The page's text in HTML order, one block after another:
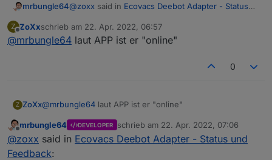
mrbungle64@zoxx said in Ecovacs Deebot Adapter - Status
Hallo in die Runde,
erreichbar?
Z
Offline
ZoXxschrieb am 22. Apr. 2022, 06:57
zuletzt editiert von
@mrbungle64 laut APP ist er "online"
0
Z ZoXx@mrbungle64 laut APP ist er "online"
mrbungle64 DEVELOPER schrieb am 22. Apr. 2022, 07:06
zuletzt editiert von
@zoxx said in Ecovacs Deebot Adapter - Status und
Feedback: